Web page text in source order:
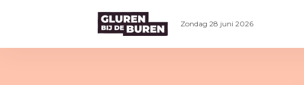
Zondag 28 juni 2026